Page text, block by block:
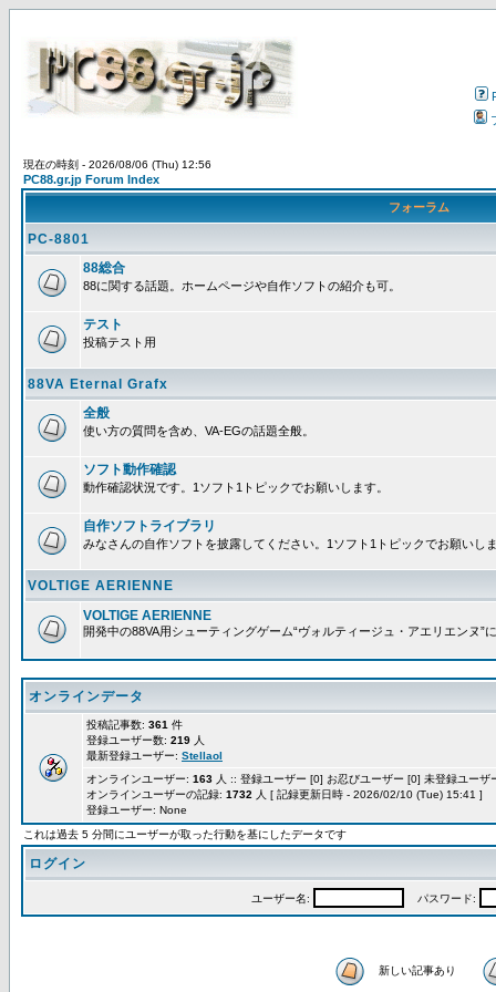
現在の時刻 - 2026/08/06 (Thu) 12:56
PC88.gr.jp Forum Index
フォーラム
PC-8801
88総合
88に関する話題。ホームページや自作ソフトの紹介も可。
テスト
投稿テスト用
88VA Eternal Grafx
全般
使い方の質問を含め、VA-EGの話題全般。
ソフト動作確認
動作確認状況です。1ソフト1トピックでお願いします。
自作ソフトライブラリ
みなさんの自作ソフトを披露してください。1ソフト1トピックでお願いし
VOLTIGE AERIENNE
VOLTIGE AERIENNE
開発中の88VA用シューティングゲーム“ヴォルティージュ・アエリエンヌ”
オンラインデータ
投稿記事数: 361 件
登録ユーザー数: 219 人
最新登録ユーザー: Stellaol
オンラインユーザー: 163 人 :: 登録ユーザー [0] お忍びユーザー [0] 未登録ユー
オンラインユーザーの記録: 1732 人 [ 記録更新日時 - 2026/02/10 (Tue) 15:41 ]
登録ユーザー: None
これは過去 5 分間にユーザーが取った行動を基にしたデータです
ログイン
ユーザー名: パスワード:
新しい記事あり